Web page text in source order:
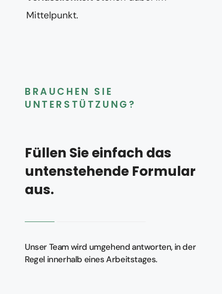
Mittelpunkt.
BRAUCHEN SIE
UNTERSTÜTZUNG?
Füllen Sie einfach das
untenstehende Formular
aus.
Unser Team wird umgehend antworten, in der
Regel innerhalb eines Arbeitstages.